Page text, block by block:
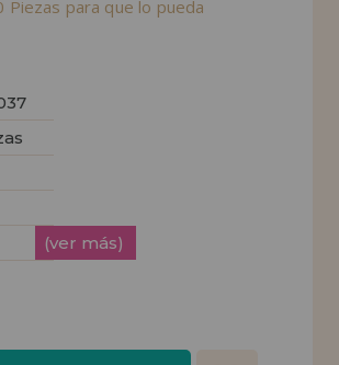
Piezas para que lo pueda
(ver más)